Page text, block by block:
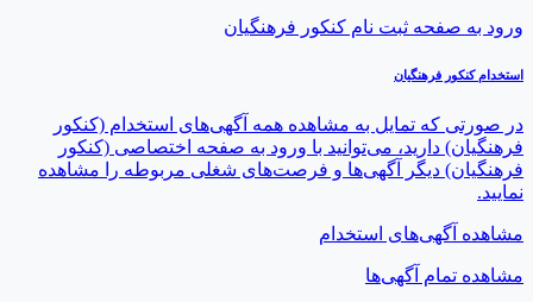
ورود به صفحه ثبت نام کنکور فرهنگیان
استخدام کنکور فرهنگیان
در صورتی که تمایل به مشاهده همه آگهی‌های استخدام (کنکور
فرهنگیان) دارید، می‌توانید با ورود به صفحه اختصاصی (کنکور
فرهنگیان) دیگر آگهی‌ها و فرصت‌های شغلی مربوطه را مشاهده
نمایید.
مشاهده آگهی‌های استخدام
مشاهده تمام آگهی‌ها